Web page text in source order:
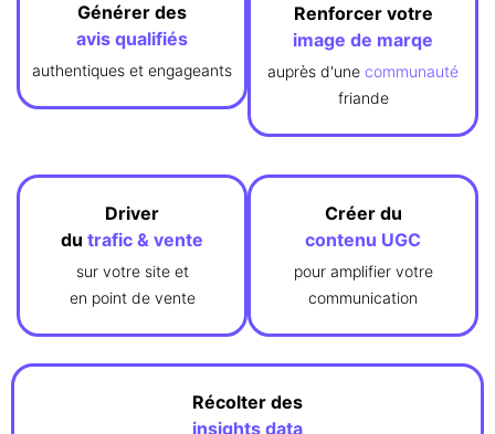
Générer des
avis qualifiés
authentiques et engageants
Renforcer votre
image de marqe
auprès d'une communauté
friande
Driver
du trafic & vente
sur votre site et
en point de vente
Créer du
contenu UGC
pour amplifier votre
communication
Récolter des
insights data